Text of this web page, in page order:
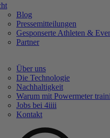
Blog
Pressemitteilungen
Gesponserte Athleten &
Partner
Über uns
Die Technologie
Nachhaltigkeit
Warum mit Powermeter
Jobs bei 4iiii
Kontakt